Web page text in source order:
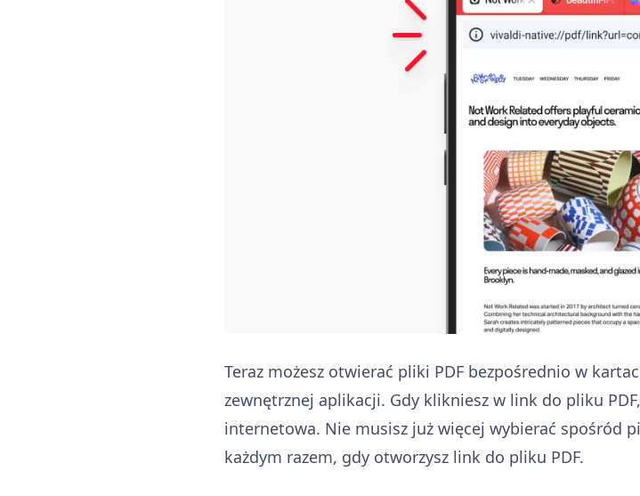
Teraz możesz otwierać pliki PDF bezpośrednio w
zewnętrznej aplikacji. Gdy klikniesz w link do pliku
internetowa. Nie musisz już więcej wybierać spośród
każdym razem, gdy otworzysz link do pliku PDF.